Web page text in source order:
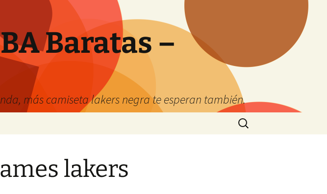
Baratas –
más camiseta lakers negra te esperan también.
Buscar:
lakers